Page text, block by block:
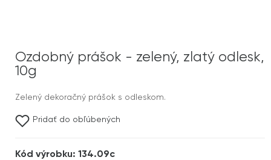
Ozdobný prášok - zelený, zlatý odlesk,
10g
Zelený dekoračný prášok s odleskom.
Pridať do obľúbených
Kód výrobku: 134.09c